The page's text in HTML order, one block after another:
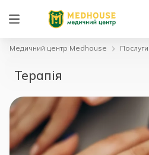
Медичний центр Medhouse Послуги
Терапія